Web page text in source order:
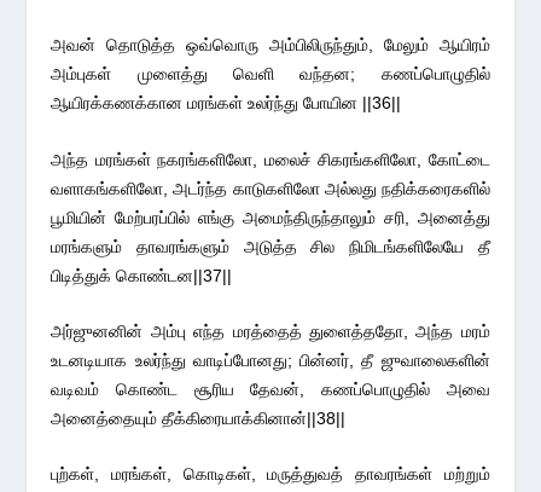
அவன் தொடுத்த ஒவ்வொரு அம்பிலிருந்தும், மேலும் ஆயிரம்
அம்புகள் முளைத்து வெளி வந்தன; கணப்பொழுதில்
ஆயிரக்கணக்கான மரங்கள் உலர்ந்து போயின ||36||
அந்த மரங்கள் நகரங்களிலோ, மலைச் சிகரங்களிலோ, கோட்டை
வளாகங்களிலோ, அடர்ந்த காடுகளிலோ அல்லது நதிக்கரைகளில்
பூமியின் மேற்பரப்பில் எங்கு அமைந்திருந்தாலும் சரி, அனைத்து
மரங்களும் தாவரங்களும் அடுத்த சில நிமிடங்களிலேயே தீ
பிடித்துக் கொண்டன||37||
அர்ஜுனனின் அம்பு எந்த மரத்தைத் துளைத்ததோ, அந்த மரம்
உடனடியாக உலர்ந்து வாடிப்போனது; பின்னர், தீ ஜுவாலைகளின்
வடிவம் கொண்ட சூரிய தேவன், கணப்பொழுதில் அவை
அனைத்தையும் தீக்கிரையாக்கினான்||38||
புற்கள், மரங்கள், கொடிகள், மருத்துவத் தாவரங்கள் மற்றும்